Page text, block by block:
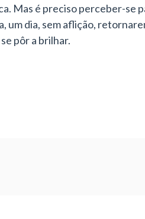
Mas é preciso perceber-
dia, sem aflição,
pôr a brilhar.